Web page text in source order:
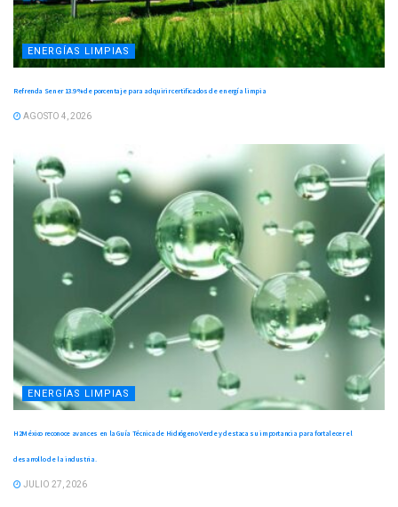
ENERGÍAS LIMPIAS
Refrenda Sener 13.9 % de porcentaje para adquirir certificados de energía limpia
AGOSTO 4, 2026
ENERGÍAS LIMPIAS
H2México reconoce avances en la Guía Técnica de Hidrógeno Verde y destaca su importancia para fortalecer el
desarrollo de la industria.
JULIO 27, 2026